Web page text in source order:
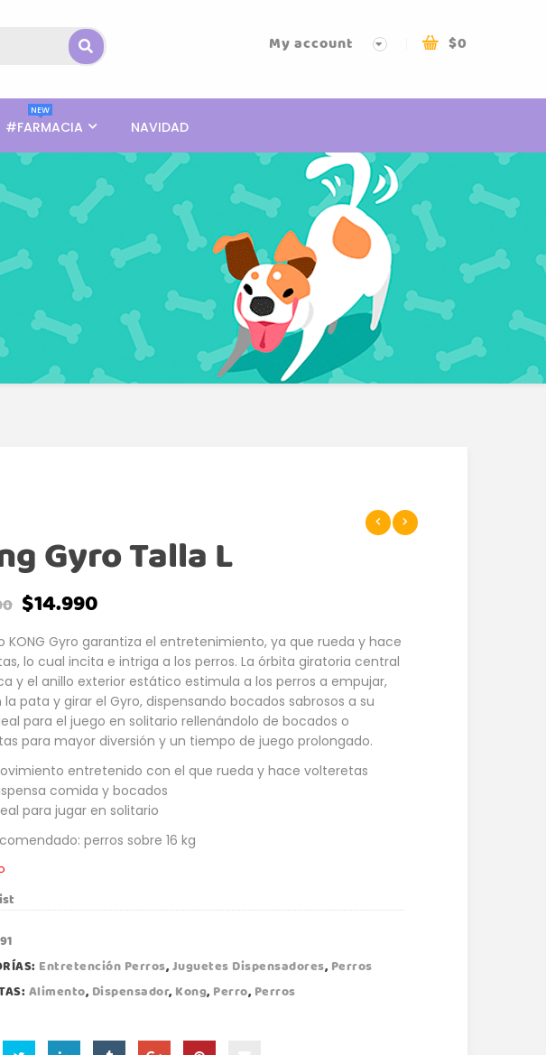
$0
My account
#FARMACIA
NEW
NAVIDAD
Gyro Talla L
$14.990
KONG Gyro garantiza el entretenimiento, ya que rueda y hace
lo cual incita e intriga a los perros. La órbita giratoria central
y el anillo exterior estático estimula a los perros a empujar,
la pata y girar el Gyro, dispensando bocados sabrosos a su
para el juego en solitario rellenándolo de bocados o
para mayor diversión y un tiempo de juego prolongado.
entretenido con el que rueda y hace volteretas
comida y bocados
para jugar en solitario
perros sobre 16 kg
Entretención Perros,Juguetes Dispensadores, Perros
Alimento, Dispensador, Kong, Perro, Perros